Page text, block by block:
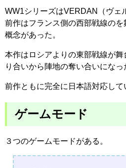
WW1シリーズはVERDAN（ヴェ
前作はフランス側の西部戦線の
概念があった。
本作はロシアよりの東部戦線が
り合いから陣地の奪い合いになっ
前作ともに完全に日本語対応して
ゲームモード
３つのゲームモードがある。